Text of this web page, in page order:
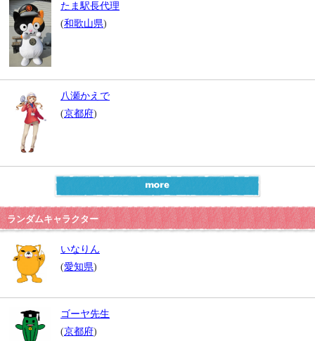
たま駅長代理
(和歌山県)
八瀬かえで
(京都府)
ランダムキャラクター
いなりん
(愛知県)
ゴーヤ先生
(京都府)